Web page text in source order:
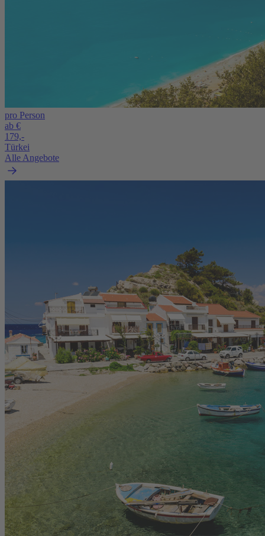
pro Person
ab €
179,-
Türkei
Alle Angebote